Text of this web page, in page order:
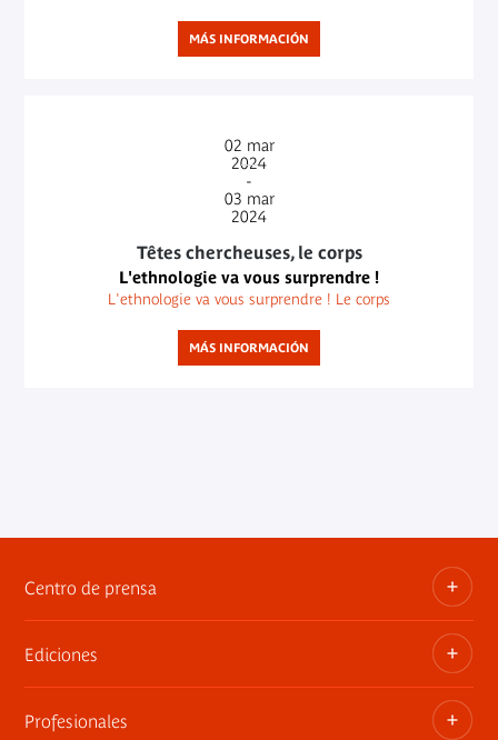
MÁS INFORMACIÓN
02 mar
2024
-
03 mar
2024
Têtes chercheuses, le corps
L'ethnologie va vous surprendre !
L'ethnologie va vous surprendre ! Le corps
MÁS INFORMACIÓN
Centro de prensa
Dosieres, comunicados de prensa, anuncios de
exposiciones
Ediciones
Las publicaciones del museo
Profesionales